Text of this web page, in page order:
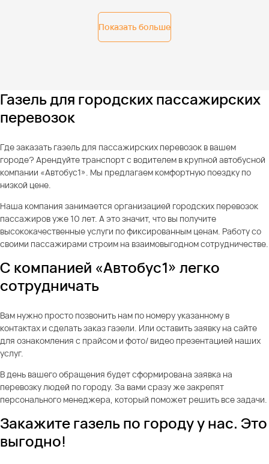
Показать больше
Газель для городских пассажирских
перевозок
Где заказать газель для пассажирских перевозок в вашем
городе? Арендуйте транспорт с водителем в крупной автобусной
компании «Автобус1». Мы предлагаем комфортную поездку по
низкой цене.
Наша компания занимается организацией городских перевозок
пассажиров уже 10 лет. А это значит, что вы получите
высококачественные услуги по фиксированным ценам. Работу со
своими пассажирами строим на взаимовыгодном сотрудничестве.
С компанией «Автобус1» легко
сотрудничать
Вам нужно просто позвонить нам по номеру указанному в
контактах и сделать заказ газели. Или оставить заявку на сайте
для ознакомления с прайсом и фото/ видео презентацией наших
услуг.
В день вашего обращения будет сформирована заявка на
перевозку людей по городу. За вами сразу же закрепят
персонального менеджера, который поможет решить все задачи.
Закажите газель по городу у нас. Это
выгодно!